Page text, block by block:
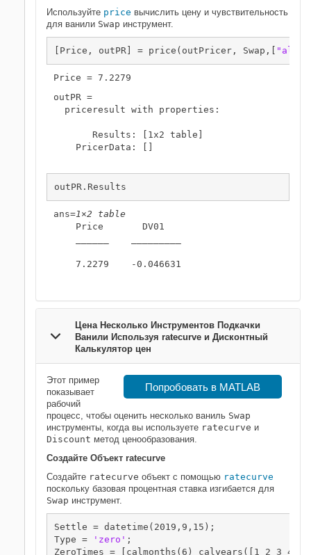
Используйте price вычислить цену и чувствительность
для ванили Swap инструмент.
[Price, outPR] = price(outPricer, Swap,[ "all"
outPR =
  priceresult with properties:
       Results: [1x2 table]
    PricerData: []
outPR.Results
ans=1×2 table
    Price       DV01
    7.2279    -0.046631
Цена Несколько Инструментов Подкачки
Ванили Используя ratecurve и Дисконтный
Калькулятор цен
Попробовать в MATLAB
Этот пример
показывает
рабочий
процесс, чтобы оценить несколько ваниль Swap
инструменты, когда вы используете ratecurve и
Discount метод ценообразования.
Создайте Объект ratecurve
Создайте ratecurve объект с помощью ratecurve
поскольку базовая процентная ставка изгибается для
Swap инструмент.
Settle = datetime(2019,9,15);
Type =
'zero' ;
ZeroTimes = [calmonths(6) calyears([1 2 3 4